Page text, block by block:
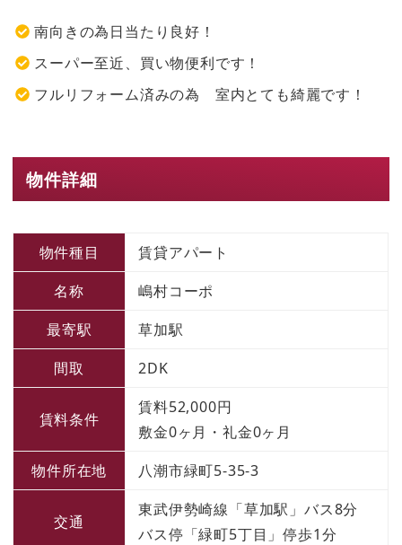
南向きの為日当たり良好！
スーパー至近、買い物便利です！
フルリフォーム済みの為 室内とても綺麗です！
物件詳細
物件種目
賃貸アパート
名称
嶋村コーポ
最寄駅
草加駅
間取
2DK
賃料条件
賃料52,000円
敷金0ヶ月・礼金0ヶ月
物件所在地
八潮市緑町5-35-3
交通
東武伊勢崎線「草加駅」バス8分
バス停「緑町5丁目」停歩1分